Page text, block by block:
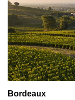
Bordeaux